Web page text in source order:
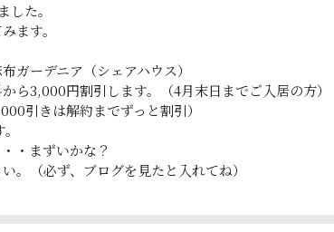
た。
ます。
ガーデニア（シェアハウス）
ら3,000円割引します。（4月末日までご入居の方）
引きは解約までずっと割引）
・まずいかな？
。（必ず、ブログを見たと入れてね）